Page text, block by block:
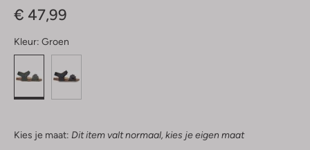
€ 47,99
Kleur: Groen
Kies je maat: Dit item valt normaal, kies je eigen maat